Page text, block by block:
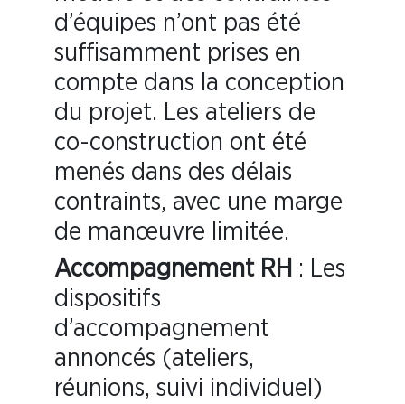
d’équipes n’ont pas été
suffisamment prises en
compte dans la conception
du projet. Les ateliers de
co-construction ont été
menés dans des délais
contraints, avec une marge
de manœuvre limitée.
Accompagnement RH : Les
dispositifs
d’accompagnement
annoncés (ateliers,
réunions, suivi individuel)